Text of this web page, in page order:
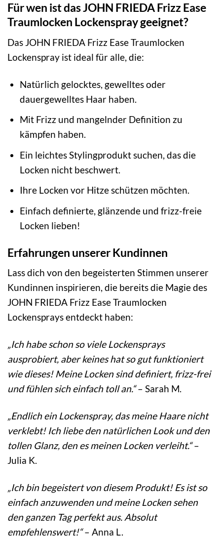
Für wen ist das JOHN FRIEDA Frizz Ease
Traumlocken Lockenspray geeignet?
Das JOHN FRIEDA Frizz Ease Traumlocken
Lockenspray ist ideal für alle, die:
Natürlich gelocktes, gewelltes oder
dauergewelltes Haar haben.
Mit Frizz und mangelnder Definition zu
kämpfen haben.
Ein leichtes Stylingprodukt suchen, das die
Locken nicht beschwert.
Ihre Locken vor Hitze schützen möchten.
Einfach definierte, glänzende und frizz-freie
Locken lieben!
Erfahrungen unserer Kundinnen
Lass dich von den begeisterten Stimmen unserer
Kundinnen inspirieren, die bereits die Magie des
JOHN FRIEDA Frizz Ease Traumlocken
Lockensprays entdeckt haben:
„Ich habe schon so viele Lockensprays
ausprobiert, aber keines hat so gut funktioniert
wie dieses! Meine Locken sind definiert, frizz-frei
und fühlen sich einfach toll an.“– Sarah M.
„Endlich ein Lockenspray, das meine Haare nicht
verklebt! Ich liebe den natürlichen Look und den
tollen Glanz, den es meinen Locken verleiht.“–
Julia K.
„Ich bin begeistert von diesem Produkt! Es ist so
einfach anzuwenden und meine Locken sehen
den ganzen Tag perfekt aus. Absolut
empfehlenswert!“– Anna L.